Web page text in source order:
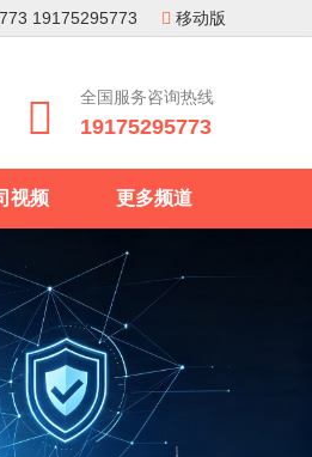
19175295773  移动版
 全国服务咨询热线
19175295773
视频 更多频道